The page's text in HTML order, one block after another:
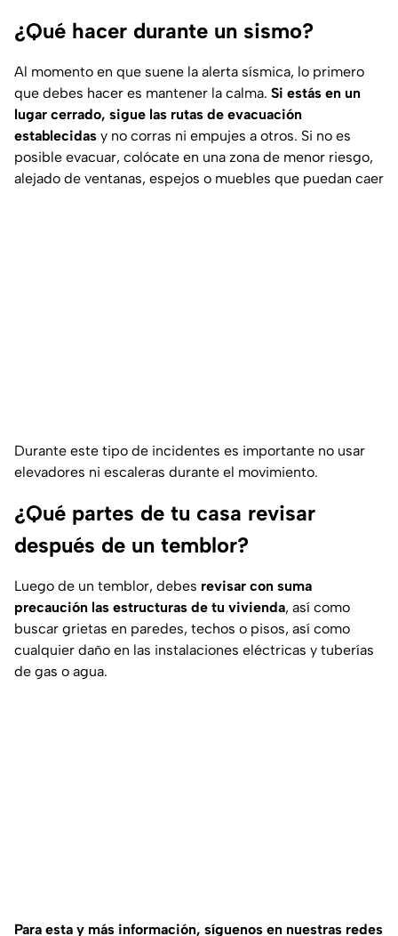
¿Qué hacer durante un sismo?
Al momento en que suene la alerta sísmica, lo primero
que debes hacer es mantener la calma. Si estás en un
lugar cerrado, sigue las rutas de evacuación
establecidas y no corras ni empujes a otros. Si no es
posible evacuar, colócate en una zona de menor riesgo,
alejado de ventanas, espejos o muebles que puedan caer
Durante este tipo de incidentes es importante no usar
elevadores ni escaleras durante el movimiento.
¿Qué partes de tu casa revisar
después de un temblor?
Luego de un temblor, debes revisar con suma
precaución las estructuras de tu vivienda, así como
buscar grietas en paredes, techos o pisos, así como
cualquier daño en las instalaciones eléctricas y tuberías
de gas o agua.
Para esta y más información, síguenos en nuestras redes